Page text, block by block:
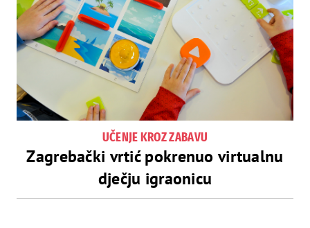
UČENJE KROZ ZABAVU
Zagrebački vrtić pokrenuo virtualnu
dječju igraonicu